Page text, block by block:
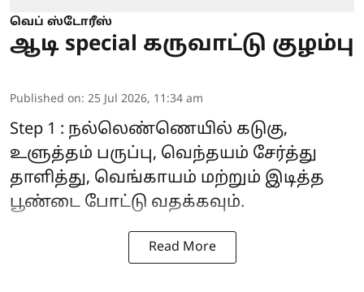
வெப் ஸ்டோரீஸ்
ஆடி special கருவாட்டு குழம்பு
Published on: 25 Jul 2026, 11:34 am
Step 1 : நல்லெண்ணெயில் கடுகு,
உளுத்தம் பருப்பு, வெந்தயம் சேர்த்து
தாளித்து, வெங்காயம் மற்றும் இடித்த
பூண்டை போட்டு வதக்கவும்.
Read More